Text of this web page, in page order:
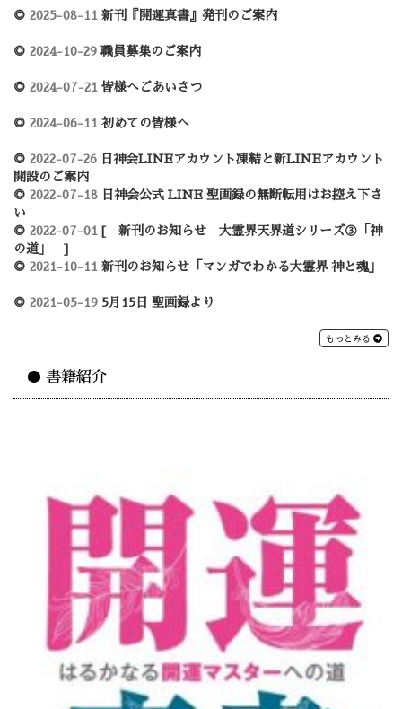
◎ 2025-08-11 新刊『開運真書』発刊のご案内
◎ 2024-10-29 職員募集のご案内
◎ 2024-07-21 皆様へごあいさつ
◎ 2024-06-11 初めての皆様へ
◎ 2022-07-26 日神会LINEアカウント凍結と新LINEアカウント
開設のご案内
◎ 2022-07-18 日神会公式 LINE 聖画録の無断転用はお控え下さ
い
◎ 2022-07-01 [ 新刊のお知らせ 大霊界天界道シリーズ③「神
の道」 ]
◎ 2021-10-11 新刊のお知らせ「マンガでわかる大霊界 神と魂」
◎ 2021-05-19 5月15日 聖画録より
もっとみる
● 書籍紹介